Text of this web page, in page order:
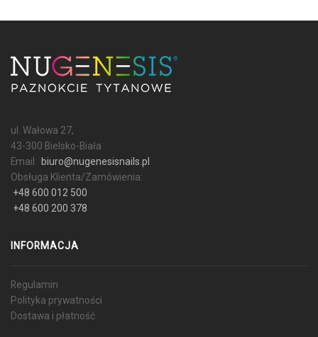
ul. Wałowa 27,
43-300 Bielsko-Biała
Email: biuro@nugenesisnails.pl
Obsługa Klienta/Zamówienia:
+48 600 012 500
+48 600 200 378
INFORMACJA
Regulamin
Polityka prywatności
Dostawa i płatność